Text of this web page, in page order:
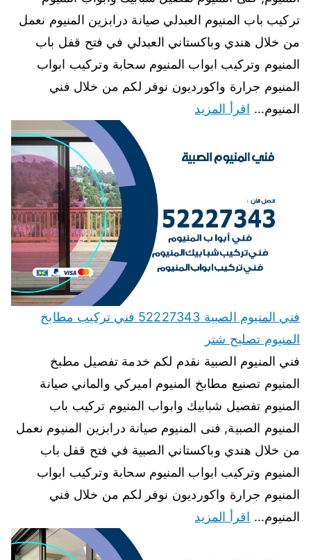
تركيب باب المنيوم العبدلي صيانة درابزين المنيوم نعمل
من خلال هندي وباكستاني العبدلي في فتح قفل باب
المنيوم وتركيب ابواب المنيوم سحابة وتركيب ابواب
المنيوم جرارة واكورديون نوفر لكم من خلال فني
المنيوم… اقرأ المزيد
فني المنيوم الصبية 52227343 فني تركيب مطابخ
المنيوم تصليح شتر
فني المنيوم الصبية نقدم لكم خدمة تفصيل مطبخ
المنيوم تصنيع مطابخ المنيوم اميركي والماني صيانة
المنيوم تفصيل شبابيك وابواب المنيوم تركيب باب
المنيوم الصبية, فنى المنيوم صيانة درابزين المنيوم نعمل
من خلال هندي وباكستاني الصبية في فتح قفل باب
المنيوم وتركيب ابواب المنيوم سحابة وتركيب ابواب
المنيوم جرارة واكورديون نوفر لكم من خلال فني
المنيوم… اقرأ المزيد